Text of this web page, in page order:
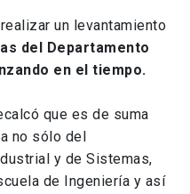
un levantamiento
del Departamento
en el tiempo.
que es de suma
no sólo del
y de Sistemas,
de Ingeniería y así